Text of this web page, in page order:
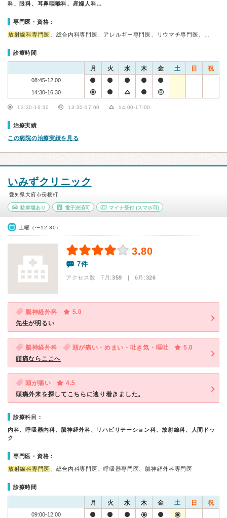
科、眼科、耳鼻咽喉科、産婦人科…
専門医・資格：
放射線科専門医 、総合内科専門医、アレルギー専門医、リウマチ専門医、…
診療時間
月 火 水 木 金 土 日 祝
08:45-12:00
14:30-16:30
13:30-16:30 13:30-17:00 14:00-17:00
治療実績
この病院の治療実績を見る
いみずクリニック
愛知県大府市長根町
駐車場あり 電子決済可 マイナ受付 (スマホ可)
土曜（〜12:30）
3.80
7件
アクセス数 7月:359 | 6月:326
脳神経外科
5.0
先生が明るい
脳神経外科 頭が痛い・めまい・吐き気・嘔吐
5.0
頭痛ならここへ
頭が痛い
4.5
頭痛外来を探してこちらに辿り着きました。
診療科目：
内科、呼吸器内科、脳神経外科、リハビリテーション科、放射線科、人間ドッ
ク
専門医・資格：
放射線科専門医 、総合内科専門医、呼吸器専門医、脳神経外科専門医
診療時間
月 火 水 木 金 土 日 祝
09:00-12:00